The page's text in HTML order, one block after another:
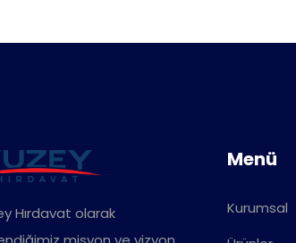
Hırdavat olarak
Menü
Kurumsal